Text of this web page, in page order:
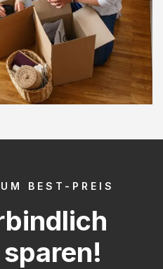
BEST-PREIS